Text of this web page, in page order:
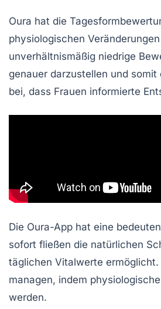
Oura hat die
physiologischen
unverhältnismäßig niedrige
genauer darzustellen und
bei, dass Frauen informierte
Die Oura-App hat eine
sofort fließen die natürlichen
täglichen Vitalwerte
managen, indem
werden.